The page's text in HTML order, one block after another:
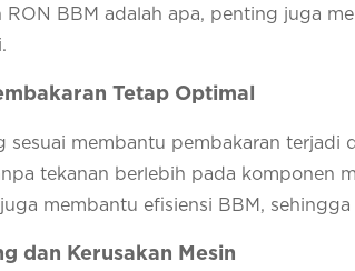
RON BBM adalah apa, penting juga
Tetap Optimal
sesuai membantu pembakaran
tekanan berlebih pada komponen
membantu efisiensi BBM,
dan Kerusakan Mesin